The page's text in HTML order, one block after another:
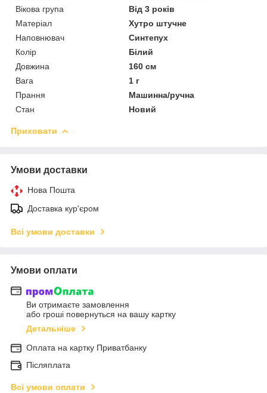
Вікова група
Від 3 років
Матеріал
Хутро штучне
Наповнювач
Синтепух
Колір
Білий
Довжина
160 см
Вага
1 г
Прання
Машинна/ручна
Стан
Новий
Приховати
Умови доставки
Нова Пошта
Доставка кур'єром
Всі умови доставки
Умови оплати
Ви отримаєте замовлення
або гроші повернуться на вашу картку
Детальніше
Оплата на картку Приватбанку
Післяплата
Всі умови оплати